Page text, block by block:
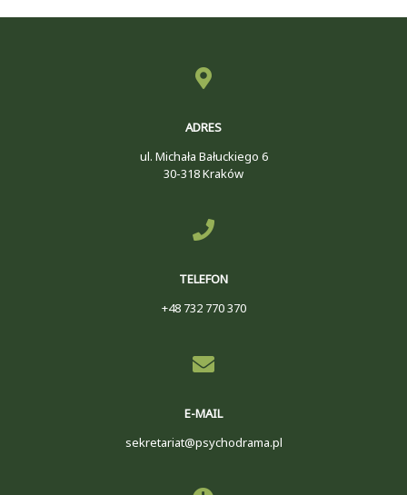
ADRES
ul. Michała Bałuckiego 6
30-318 Kraków
TELEFON
+48 732 770 370
E-MAIL
sekretariat@psychodrama.pl